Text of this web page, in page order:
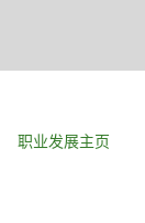
职业发展主页